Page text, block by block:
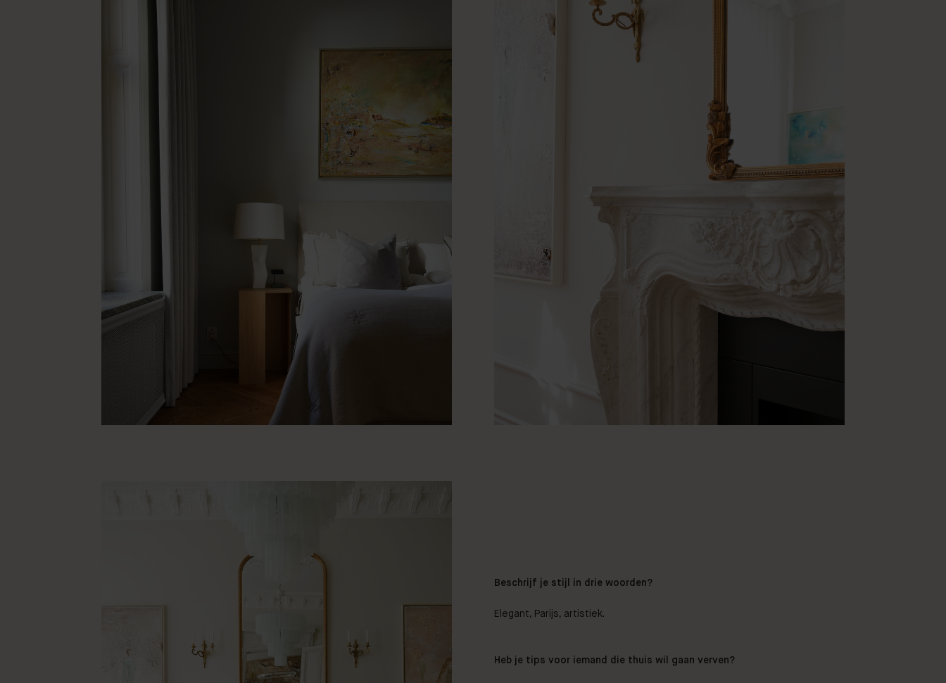
Beschrijf je stijl in drie woorden?
Elegant, Parijs, artistiek.
Heb je tips voor iemand die thuis wil gaan verven?